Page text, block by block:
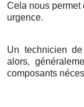
Cela nous permet
urgence.
Un technicien
alors,
composants